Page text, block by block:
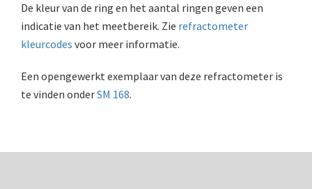
Zeiss, modern microscoop (1980-2010)
Documentatie
Bleeker
LOMO/ Zenith
De kleur van de ring en het aantal ringen geven een
indicatie van het meetbereik. Zie refractometer
kleurcodes voor meer informatie.
Een opengewerkt exemplaar van deze refractometer is
te vinden onderSM 168.